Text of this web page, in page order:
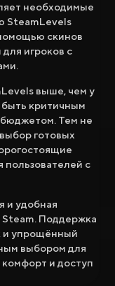
необходимые
SteamLevels
скинов
игроков с
выше, чем у
критичным
бюджетом. Тем не
готовых
пользователей с
и удобная
Поддержка
и упрощённый
выбором для
и доступ